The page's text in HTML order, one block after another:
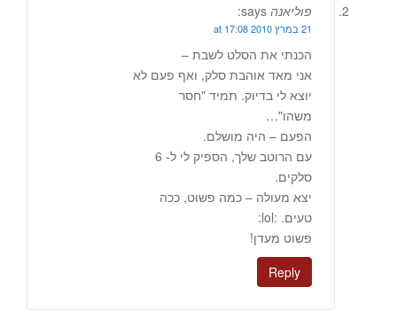
פוליאנה says:
21 במרץ 2010 at 17:08
הכנתי את הסלט לשבת –
אני מאד אוהבת סלק, ואף פעם לא
יוצא לי בדיוק. תמיד "חסר
משהו"…
הפעם – היה מושלם.
עם הרוטב שלך, הספיק לי ל- 6
סלקים.
יצא מעולה – כמה פשוט, ככה
טעים. :lol:
פשוט מעדן!
Reply